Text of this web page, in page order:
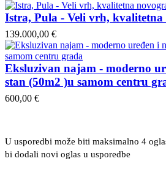
Istra, Pula - Veli vrh,
139.000,00 €
Eksluzivan najam - moderno
stan (50m2 )u samom centru
600,00 €
U usporedbi može biti maksimalno 4
bi dodali novi oglas u usporedbe